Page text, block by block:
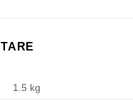
1.5 kg